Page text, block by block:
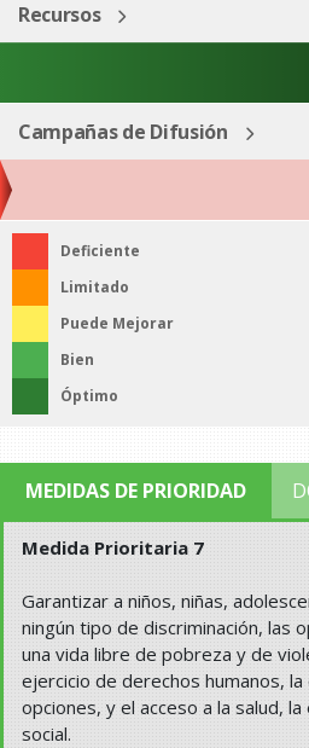
Recursos
Campañas de Difusión
Deficiente
Limitado
Puede Mejorar
Bien
Óptimo
MEDIDAS DE PRIORIDAD
Medida Prioritaria 7
Garantizar a niños, niñas,
ningún tipo de discriminación, las
una vida libre de pobreza y de
ejercicio de derechos humanos,
opciones, y el acceso a la salud,
social.